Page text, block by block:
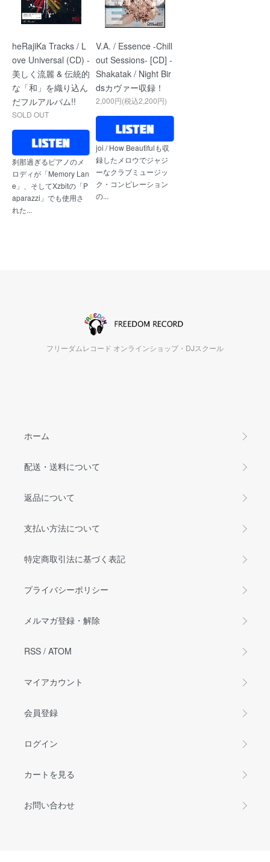
heRajiKa Tracks / L
ove Universal (CD) -
美しく流麗 & 伝統的
な「和」を織り込ん
だフルアルバム!!
SOLD OUT
刹那過ぎるピアノのメ
ロディが「Memory Lan
e」、そしてXzbitの「P
aparazzi」でも使用さ
れた...
V.A. / Essence -Chill
out Sessions- [CD] -
Shakatak / Night Bir
dsカヴァー収録！
2,000円(税込2,200円)
joi / How Beautifulも収
録したメロウでジャジ
ーなクラブミュージッ
ク・コンピレーション
の...
フリーダムレコード オンラインショップ・DJスクール
ホーム
配送・送料について
返品について
支払い方法について
特定商取引法に基づく表記
プライバシーポリシー
メルマガ登録・解除
RSS / ATOM
マイアカウント
会員登録
ログイン
カートを見る
お問い合わせ